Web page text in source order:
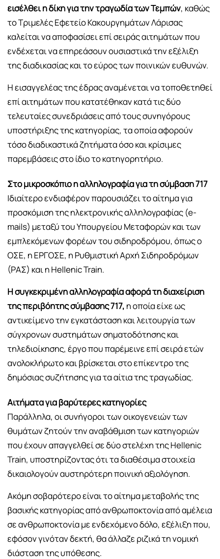
εισέλθει η δίκη για την τραγωδία των Τεμπών, καθώς
το Τριμελές Εφετείο Κακουργημάτων Λάρισας
καλείται να αποφασίσει επί σειράς αιτημάτων που
ενδέχεται να επηρεάσουν ουσιαστικά την εξέλιξη
της διαδικασίας και το εύρος των ποινικών ευθυνών.
Η εισαγγελέας της έδρας αναμένεται να τοποθετηθεί
επί αιτημάτων που κατατέθηκαν κατά τις δύο
τελευταίες συνεδριάσεις από τους συνηγόρους
υποστήριξης της κατηγορίας, τα οποία αφορούν
τόσο διαδικαστικά ζητήματα όσο και κρίσιμες
παρεμβάσεις στο ίδιο το κατηγορητήριο.
Στο μικροσκόπιο η αλληλογραφία για τη σύμβαση 717
Ιδιαίτερο ενδιαφέρον παρουσιάζει το αίτημα για
προσκόμιση της ηλεκτρονικής αλληλογραφίας (e-
mails) μεταξύ του Υπουργείου Μεταφορών και των
εμπλεκόμενων φορέων του σιδηροδρόμου, όπως ο
ΟΣΕ, η ΕΡΓΟΣΕ, η Ρυθμιστική Αρχή Σιδηροδρόμων
(ΡΑΣ) και η Hellenic Train.
Η συγκεκριμένη αλληλογραφία αφορά τη διαχείριση
της περιβόητης σύμβασης 717, η οποία είχε ως
αντικείμενο την εγκατάσταση και λειτουργία των
σύγχρονων συστημάτων σηματοδότησης και
τηλεδιοίκησης, έργο που παρέμεινε επί σειρά ετών
ανολοκλήρωτο και βρίσκεται στο επίκεντρο της
δημόσιας συζήτησης για τα αίτια της τραγωδίας.
Αιτήματα για βαρύτερες κατηγορίες
Παράλληλα, οι συνήγοροι των οικογενειών των
θυμάτων ζητούν την αναβάθμιση των κατηγοριών
που έχουν απαγγελθεί σε δύο στελέχη της Hellenic
Train, υποστηρίζοντας ότι τα διαθέσιμα στοιχεία
δικαιολογούν αυστηρότερη ποινική αξιολόγηση.
Ακόμη σοβαρότερο είναι το αίτημα μεταβολής της
βασικής κατηγορίας από ανθρωποκτονία από αμέλεια
σε ανθρωποκτονία με ενδεχόμενο δόλο, εξέλιξη που,
εφόσον γινόταν δεκτή, θα άλλαζε ριζικά τη νομική
διάσταση της υπόθεσης.